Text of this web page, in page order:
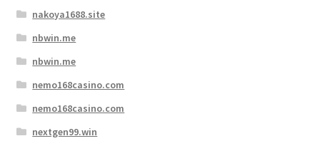
nakoya1688.site
nbwin.me
nbwin.me
nemo168casino.com
nemo168casino.com
nextgen99.win